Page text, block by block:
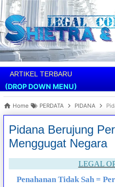
(DROP DOWN MENU)
Home PERDATA PIDANA
Pidana Berujung
Menggugat Negara
LEGAL
Penahanan Tidak Sah =